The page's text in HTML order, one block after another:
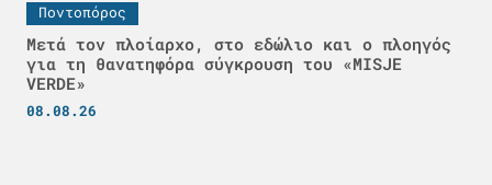
Ποντοπόρος
Μετά τον πλοίαρχο, στο εδώλιο και ο πλοηγός
για τη θανατηφόρα σύγκρουση του «MISJE
VERDE»
08.08.26